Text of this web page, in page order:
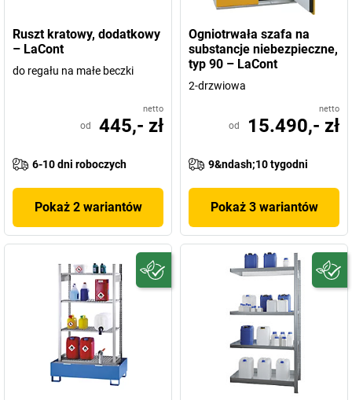
Ruszt kratowy, dodatkowy
– LaCont
do regału na małe beczki
netto
od 445,- zł
6-10 dni roboczych
Pokaż 2 wariantów
Ogniotrwała szafa na
substancje niebezpieczne,
typ 90 – LaCont
2-drzwiowa
netto
od 15.490,- zł
9&ndash;10 tygodni
Pokaż 3 wariantów